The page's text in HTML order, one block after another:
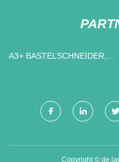
A3+ BASTELSCHNEIDER,
Copyright ©